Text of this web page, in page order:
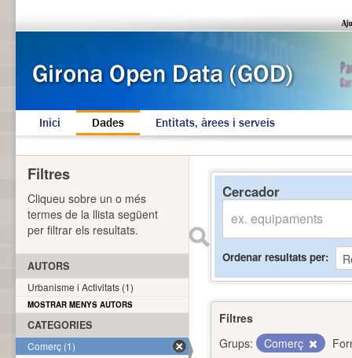
Inici Dades Entitats, àrees i serveis
Cercador
Ordenar resultats per
Filtres
Grups:
Comerç
Filtres
Cliqueu sobre un o més
termes de la llista següent
per filtrar els resultats.
AUTORS
Urbanisme i Activitats (1)
MOSTRAR MENYS AUTORS
CATEGORIES
Comerç (1)